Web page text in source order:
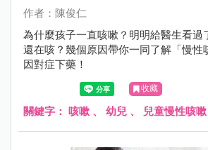
作者：陳俊仁
為什麼孩子一直咳嗽？明明給醫生看過
還在咳？幾個原因帶你一同了解「慢性
因對症下藥！
收藏
關鍵字： 咳嗽 、 幼兒 、 兒童慢性咳嗽